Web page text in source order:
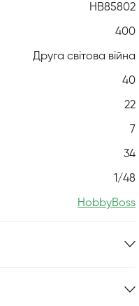
HB85802
400
Друга світова війна
40
22
7
34
1/48
HobbyBoss